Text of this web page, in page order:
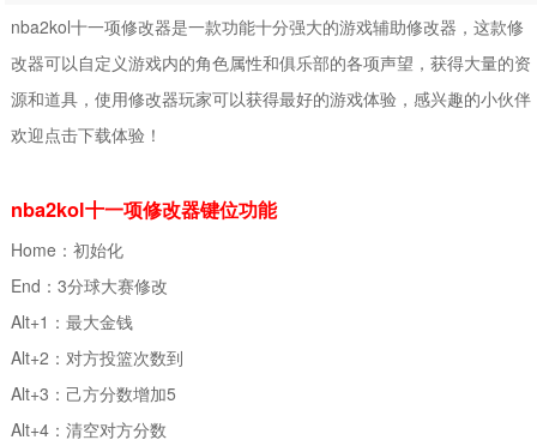
nba2kol十一项修改器是一款功能十分强大的游戏辅助修改器，这款修
改器可以自定义游戏内的角色属性和俱乐部的各项声望，获得大量的资
源和道具，使用修改器玩家可以获得最好的游戏体验，感兴趣的小伙伴
欢迎点击下载体验！
nba2kol十一项修改器键位功能
Home：初始化
End：3分球大赛修改
Alt+1：最大金钱
Alt+2：对方投篮次数到
Alt+3：己方分数增加5
Alt+4：清空对方分数